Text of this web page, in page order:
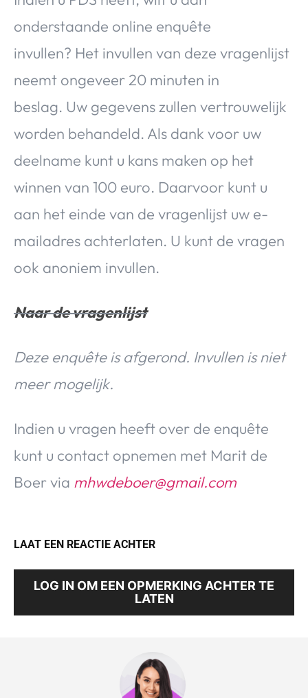
onderstaande online enquête
invullen? Het invullen van deze vragenlijst
neemt ongeveer 20 minuten in
beslag. Uw gegevens zullen vertrouwelijk
worden behandeld. Als dank voor uw
deelname kunt u kans maken op het
winnen van 100 euro. Daarvoor kunt u
aan het einde van de vragenlijst uw e-
mailadres achterlaten. U kunt de vragen
ook anoniem invullen.
Naar de vragenlijst
Deze enquête is afgerond. Invullen is niet
meer mogelijk.
Indien u vragen heeft over de enquête
kunt u contact opnemen met Marit de
Boer via mhwdeboer@gmail.com
LAAT EEN REACTIE ACHTER
LOG IN OM EEN OPMERKING ACHTER TE
LATEN